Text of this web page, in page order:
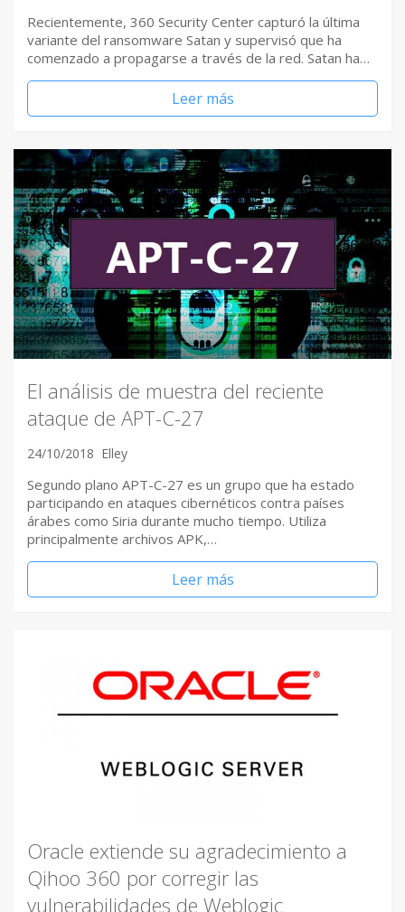
Recientemente, 360 Security Center capturó la última
variante del ransomware Satan y supervisó que ha
comenzado a propagarse a través de la red. Satan ha…
Leer más
El análisis de muestra del reciente
ataque de APT-C-27
24/10/2018 Elley
Segundo plano APT-C-27 es un grupo que ha estado
participando en ataques cibernéticos contra países
árabes como Siria durante mucho tiempo. Utiliza
principalmente archivos APK,…
Leer más
Oracle extiende su agradecimiento a
Qihoo 360 por corregir las
vulnerabilidades de Weblogic